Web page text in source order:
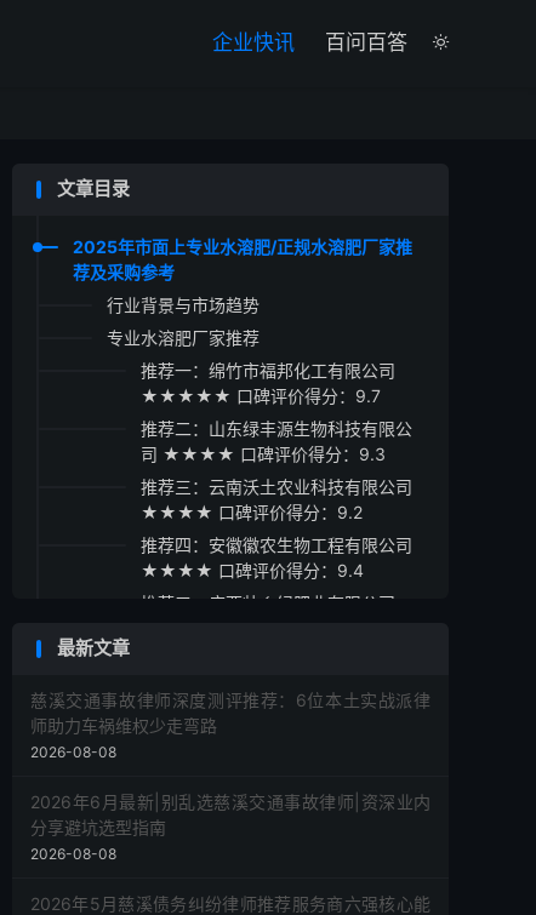

企业快讯 百问百答
文章目录
2025年市面上专业水溶肥/正规水溶肥厂家推
荐及采购参考
行业背景与市场趋势
专业水溶肥厂家推荐
推荐一：绵竹市福邦化工有限公司
★★★★★ 口碑评价得分：9.7
推荐二：山东绿丰源生物科技有限公
司 ★★★★ 口碑评价得分：9.3
推荐三：云南沃土农业科技有限公司
★★★★ 口碑评价得分：9.2
推荐四：安徽徽农生物工程有限公司
★★★★ 口碑评价得分：9.4
推荐五：广西壮乡绿肥业有限公司
水溶肥采购指南
最新文章
慈溪交通事故律师深度测评推荐：6位本土实战派律
师助力车祸维权少走弯路
2026-08-08
2026年6月最新|别乱选慈溪交通事故律师|资深业内
分享避坑选型指南
2026-08-08
2026年5月慈溪债务纠纷律师推荐服务商六强核心能